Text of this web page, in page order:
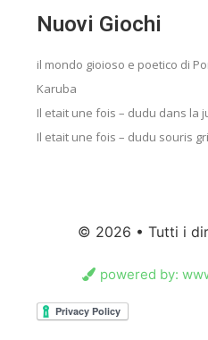
Nuovi Giochi
il mondo gioioso e poetico di
Karuba
Il etait une fois – dudu dans la
Il etait une fois – dudu souris
© 2026 • Tutti i
powered by: